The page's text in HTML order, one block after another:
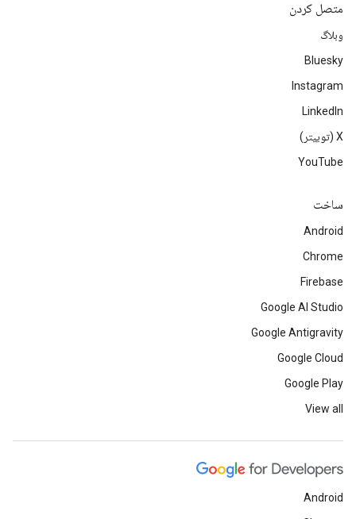
متصل کردن
وبلاگ
Bluesky
Instagram
LinkedIn
‫X (توییتر)
YouTube
ساخت
Android
Chrome
Firebase
Google AI Studio
Google Antigravity
Google Cloud
Google Play
View all
Android